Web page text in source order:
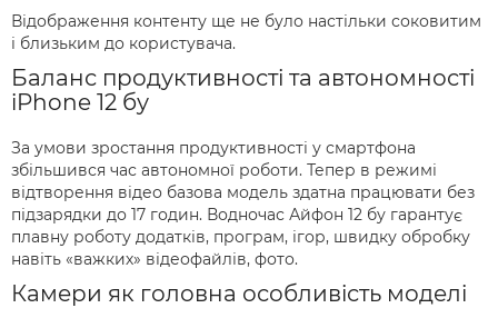
Відображення контенту ще не було настільки соковитим
і близьким до користувача.
Баланс продуктивності та автономності
iPhone 12 бу
За умови зростання продуктивності у смартфона
збільшився час автономної роботи. Тепер в режимі
відтворення відео базова модель здатна працювати без
підзарядки до 17 годин. Водночас Айфон 12 бу гарантує
плавну роботу додатків, програм, ігор, швидку обробку
навіть «важких» відеофайлів, фото.
Камери як головна особливість моделі